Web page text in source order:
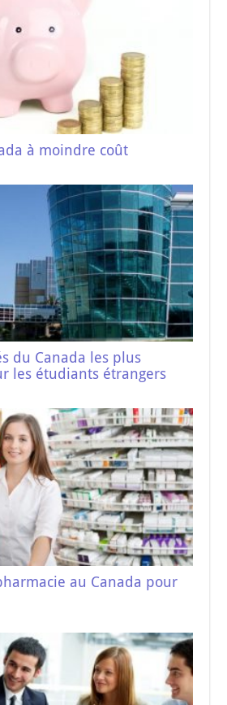
à moindre coût
du Canada les plus
les étudiants étrangers
au Canada pour